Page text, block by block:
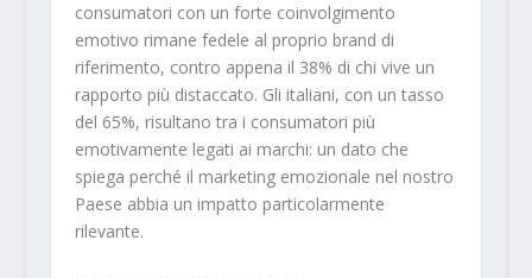
consumatori con un forte coinvolgimento
emotivo rimane fedele al proprio brand di
riferimento, contro appena il 38% di chi vive un
rapporto più distaccato. Gli italiani, con un tasso
del 65%, risultano tra i consumatori più
emotivamente legati ai marchi: un dato che
spiega perché il marketing emozionale nel nostro
Paese abbia un impatto particolarmente
rilevante.